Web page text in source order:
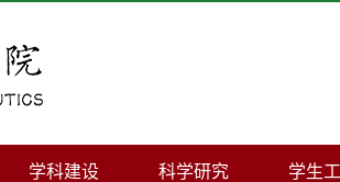
学科建设 科学研究 学生